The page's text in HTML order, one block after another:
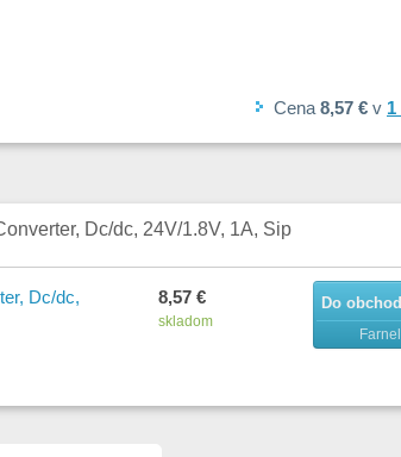
Cena 8,57 € v 1
Dc/dc, 24V/1.8V, 1A, Sip
Dc/dc,
Do
8,57 €
skladom